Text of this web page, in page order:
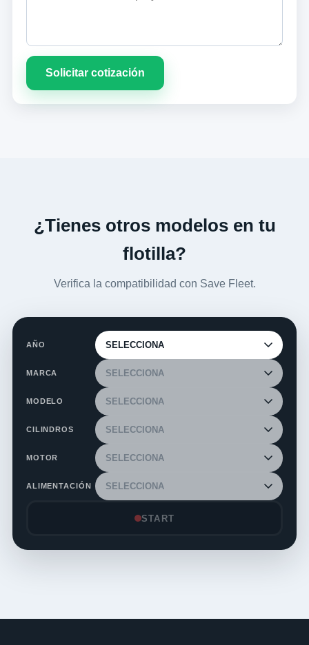
Solicitar cotización
¿Tienes otros modelos en tu
flotilla?
Verifica la compatibilidad con Save Fleet.
AÑO
MARCA
MODELO
CILINDROS
MOTOR
ALIMENTACIÓN
START